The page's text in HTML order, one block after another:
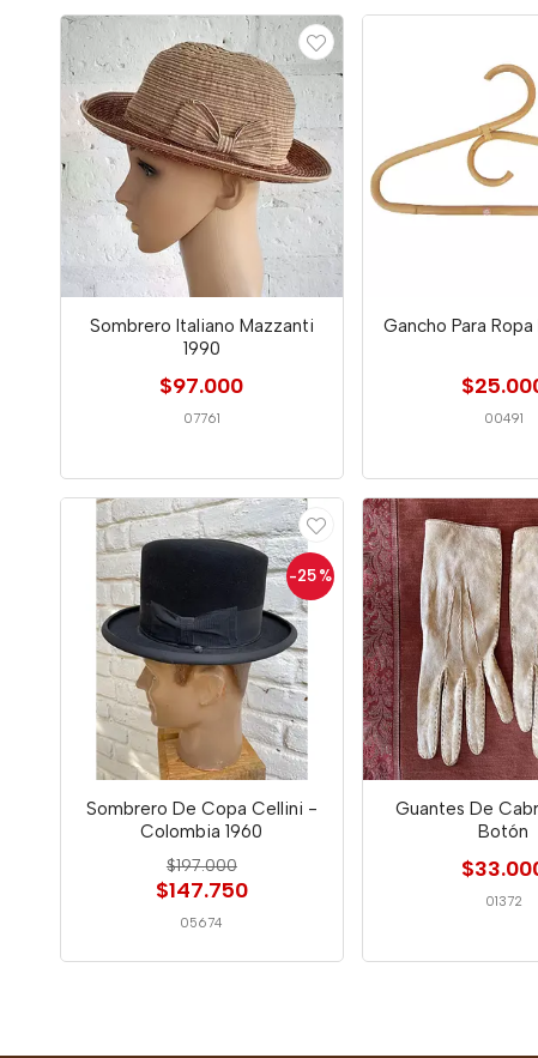
Sombrero Italiano Mazzanti
1990
$97.000
07761
Gancho Para
00491
-25 %
Sombrero De Copa Cellini -
Colombia 1960
$197.000
$147.750
05674
Guantes De
Botón
01372